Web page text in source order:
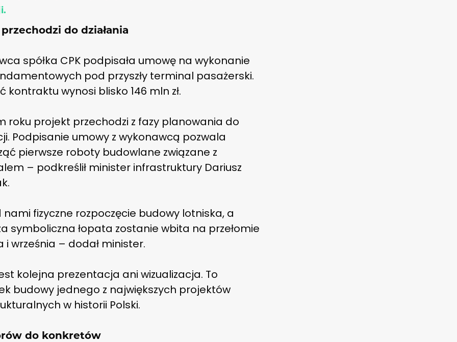
do działania
spółka CPK podpisała umowę na wykonanie
pod przyszły terminal pasażerski.
kontraktu wynosi blisko 146 mln zł.
roku projekt przechodzi z fazy planowania do
Podpisanie umowy z wykonawcą pozwala
pierwsze roboty budowlane związane z
– podkreślił minister infrastruktury Dariusz
nami fizyczne rozpoczęcie budowy lotniska, a
symboliczna łopata zostanie wbita na przełomie
i września – dodał minister.
kolejna prezentacja ani wizualizacja. To
budowy jednego z największych projektów
w historii Polski.
do konkretów